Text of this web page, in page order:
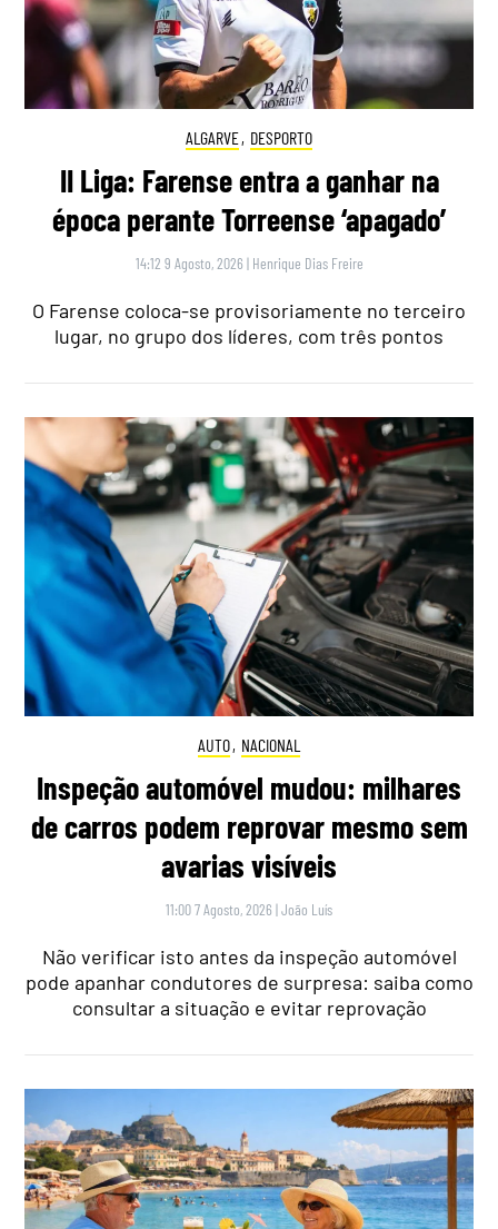
ALGARVE, DESPORTO
II Liga: Farense entra a ganhar na
época perante Torreense ‘apagado’
14:12 9 Agosto, 2026 | Henrique Dias Freire
O Farense coloca-se provisoriamente no terceiro
lugar, no grupo dos líderes, com três pontos
AUTO, NACIONAL
Inspeção automóvel mudou: milhares
de carros podem reprovar mesmo sem
avarias visíveis
11:00 7 Agosto, 2026 |João Luís
Não verificar isto antes da inspeção automóvel
pode apanhar condutores de surpresa: saiba como
consultar a situação e evitar reprovação